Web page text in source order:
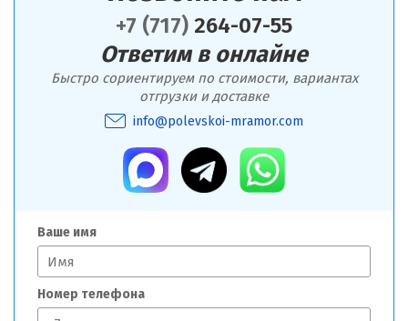
+7 (717) 264-07-55
Ответим в онлайне
Быстро сориентируем по стоимости, вариантах
отгрузки и доставке
info@polevskoi-mramor.com
Ваше имя
Номер телефона